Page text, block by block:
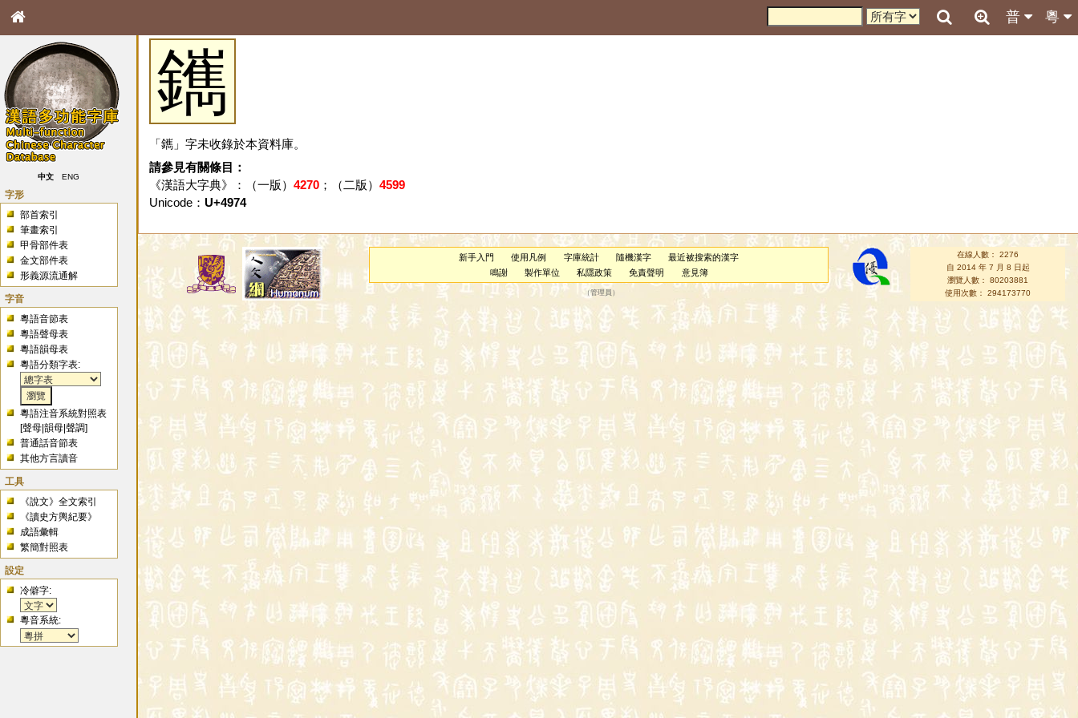
粵
普
中文 ENG
字形
部首索引
筆畫索引
甲骨部件表
金文部件表
形義源流通解
字音
粵語音節表
粵語聲母表
粵語韻母表
粵語分類字表:
粵語注音系統對照表
[聲母 |韻母 |聲調]
普通話音節表
其他方言讀音
工具
《說文》全文索引
《讀史方輿紀要》
成語彙輯
繁簡對照表
設定
冷僻字:
粵音系統:
䥴
「䥴」字未收錄於本資料庫。
請參見有關條目：
《漢語大字典》：（一版） 4270；（二版） 4599
Unicode： U+4974
新手入門 使用凡例 字庫統計 隨機漢字
最近被搜索的漢字
鳴謝
製作單位 私隱政策 免責聲明 意見簿
（管理員 ）
在線人數： 2276
自 2014 年 7 月 8 日起
瀏覽人數： 80203881
使用次數： 294173770